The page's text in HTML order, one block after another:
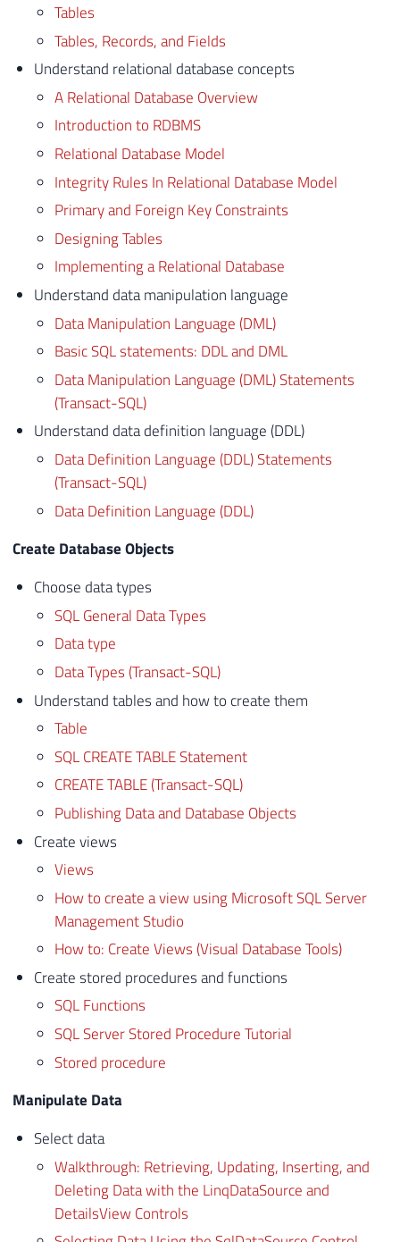
Tables
Tables, Records, and Fields
Understand relational database concepts
A Relational Database Overview
Introduction to RDBMS
Relational Database Model
Integrity Rules In Relational Database Model
Primary and Foreign Key Constraints
Designing Tables
Implementing a Relational Database
Understand data manipulation language
Data Manipulation Language (DML)
Basic SQL statements: DDL and DML
Data Manipulation Language (DML) Statements
(Transact-SQL)
Understand data definition language (DDL)
Data Definition Language (DDL) Statements
(Transact-SQL)
Data Definition Language (DDL)
Create Database Objects
Choose data types
SQL General Data Types
Data type
Data Types (Transact-SQL)
Understand tables and how to create them
Table
SQL CREATE TABLE Statement
CREATE TABLE (Transact-SQL)
Publishing Data and Database Objects
Create views
Views
How to create a view using Microsoft SQL Server
Management Studio
How to: Create Views (Visual Database Tools)
Create stored procedures and functions
SQL Functions
SQL Server Stored Procedure Tutorial
Stored procedure
Manipulate Data
Select data
Walkthrough: Retrieving, Updating, Inserting, and
Deleting Data with the LinqDataSource and
DetailsView Controls